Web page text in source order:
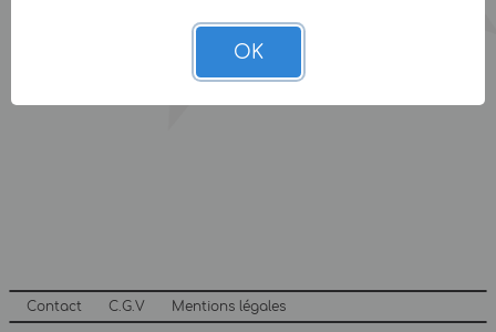
Contact C.G.V Mentions légales
OK